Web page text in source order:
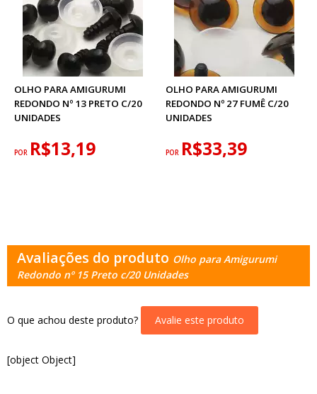
OLHO PARA AMIGURUMI
REDONDO Nº 13 PRETO C/20
UNIDADES
POR R$13,19
OLHO PARA AMIGURUMI
REDONDO Nº 27 FUMÊ C/20
UNIDADES
POR R$33,39
Avaliações do produto Olho para Amigurumi
Redondo nº 15 Preto c/20 Unidades
O que achou deste produto? Avalie este produto
[object Object]